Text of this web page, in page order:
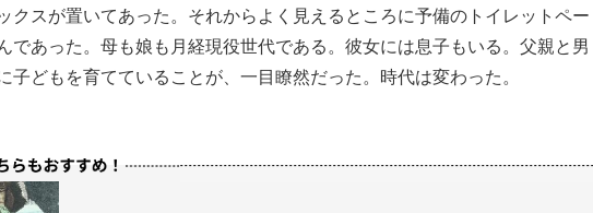
って…」サッカー日本代表・森保一監督...
クスが置いてあった。それからよく見えるところに予備のトイレットペー
であった。母も娘も月経現役世代である。彼女には息子もいる。父親と男
子どもを育てていることが、一目瞭然だった。時代は変わった。